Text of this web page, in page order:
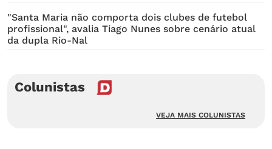
"Santa Maria não comporta dois clubes de futebol
profissional", avalia Tiago Nunes sobre cenário atual
da dupla Rio-Nal
Colunistas
VEJA MAIS COLUNISTAS